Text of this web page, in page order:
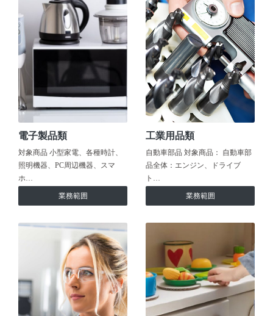
電子製品類
対象商品 小型家電、各種時計、
照明機器、PC周辺機器、スマ
ホ…
業務範囲
工業用品類
自動車部品 対象商品： 自動車部
品全体：エンジン、ドライブ
ト…
業務範囲